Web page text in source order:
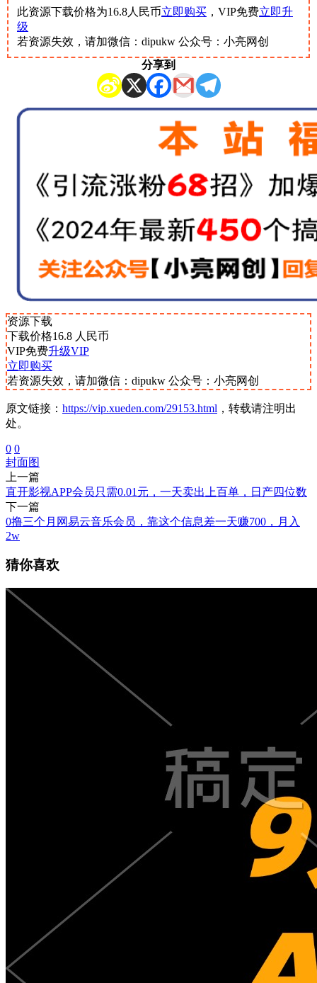
此资源下载价格为16.8人民币立即购买 ，VIP免费立即升
级
若资源失效，请加微信：dipukw 公众号：小亮网创
分享到
资源下载
下载价格16.8 人民币
VIP免费升级VIP
立即购买
若资源失效，请加微信：dipukw 公众号：小亮网创
原文链接： https://vip.xueden.com/29153.html ，转载请注明出
处。
0 0
封面图
上一篇
直开影视APP会员只需0.01元，一天卖出上百单，日产四位数
下一篇
0撸三个月网易云音乐会员，靠这个信息差一天赚700，月入
2w
猜你喜欢